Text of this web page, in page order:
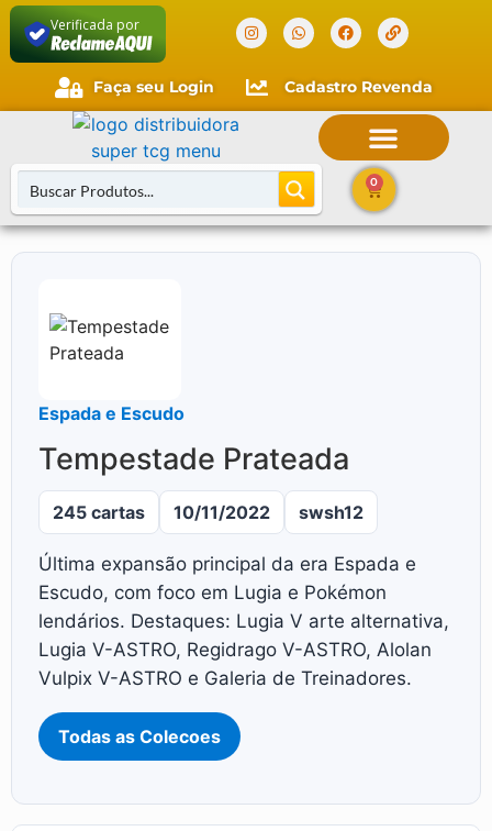
Verificada por
Faça seu Login Cadastro Revenda
0
Espada e Escudo
Tempestade Prateada
245 cartas 10/11/2022 swsh12
Última expansão principal da era Espada e
Escudo, com foco em Lugia e Pokémon
lendários. Destaques: Lugia V arte alternativa,
Lugia V-ASTRO, Regidrago V-ASTRO, Alolan
Vulpix V-ASTRO e Galeria de Treinadores.
Todas as Colecoes
Faça seu login
Cliente novo?Comece aqui.